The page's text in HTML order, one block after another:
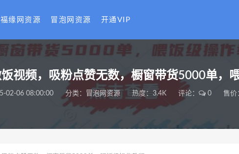
福缘网资源 冒泡网资源 开通VIP
视频，吸粉点赞无数，橱窗带货5000单，
02-06 08:00:00 分类： 冒泡网资源 热度：3.4K 评论： 0 售价